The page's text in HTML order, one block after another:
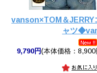
vanson×TOM＆JERRY
ャツ
9,790円(本体価格：